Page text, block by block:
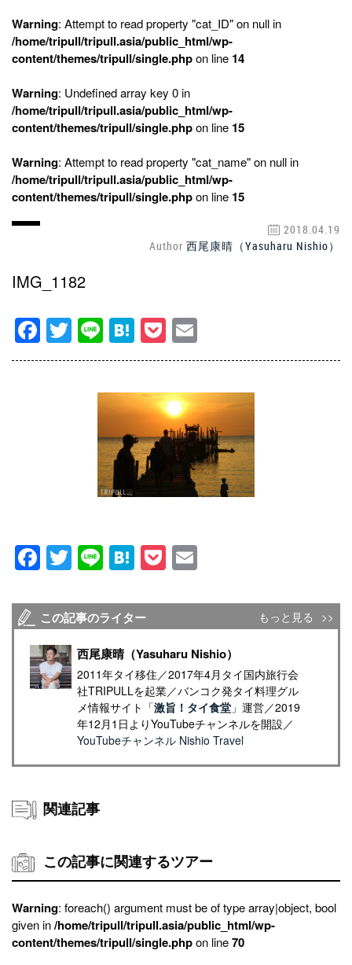
Warning: Attempt to read property "cat_ID" on null in
/home/tripull/tripull.asia/public_html/wp-
content/themes/tripull/single.phpon line 14
Warning: Undefined array key 0 in
/home/tripull/tripull.asia/public_html/wp-
content/themes/tripull/single.phpon line 15
Warning: Attempt to read property "cat_name" on null in
/home/tripull/tripull.asia/public_html/wp-
content/themes/tripull/single.phpon line 15
2018.04.19
Author 西尾康晴（Yasuharu Nishio）
IMG_1182
Facebook
Twitter
LineHatenaPocket
Facebook
Twitter
LineHatenaPocket
この記事のライター もっと見る
西尾康晴（Yasuharu Nishio）
2011年タイ移住／2017年4月タイ国内旅行会
社TRIPULLを起業／バンコク発タイ料理グル
メ情報サイト「激旨！タイ食堂」運営／2019
年12月1日よりYouTubeチャンネルを開設／
YouTubeチャンネル Nishio Travel
関連記事
この記事に関連するツアー
Warning: foreach() argument must be of type array|object, bool
given in/home/tripull/tripull.asia/public_html/wp-
content/themes/tripull/single.phpon line70